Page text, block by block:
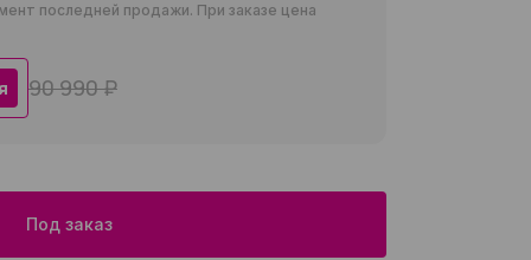
последней продажи. При заказе цена
90 990 ₽
Под заказ